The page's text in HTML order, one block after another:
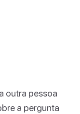
outra pessoa
a pergunta